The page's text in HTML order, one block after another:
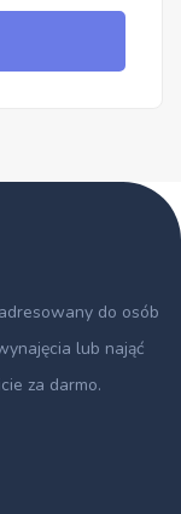
do osób
lub nająć
za darmo.